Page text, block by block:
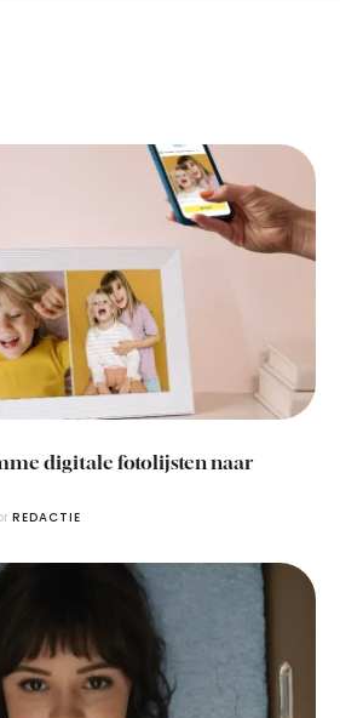
digitale fotolijsten naar
REDACTIE